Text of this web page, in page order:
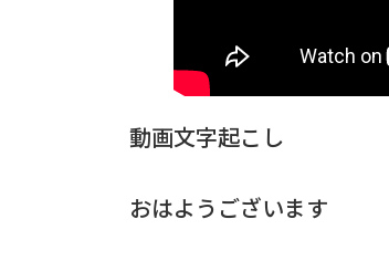
動画文字起こし
おはようございます